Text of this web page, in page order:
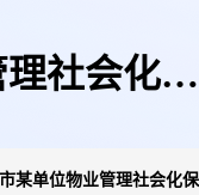
社会化保
某单位物业管理社会化